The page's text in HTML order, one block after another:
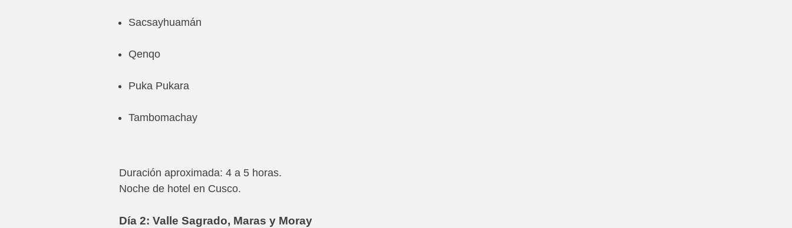
Sacsayhuamán
Qenqo
Puka Pukara
Tambomachay
Duración aproximada: 4 a 5 horas.
Noche de hotel en Cusco.
Día 2: Valle Sagrado, Maras y Moray